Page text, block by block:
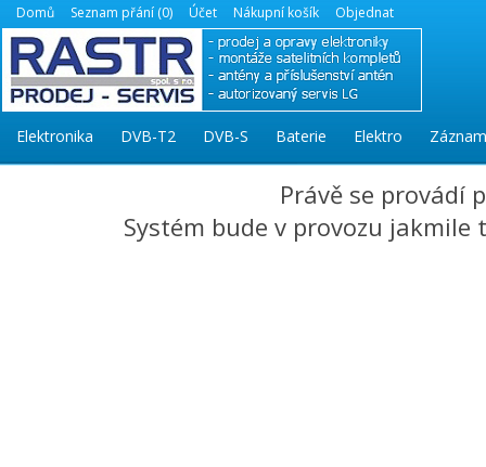
Domů Seznam přání (0) Účet Nákupní košík Objednat
Elektronika DVB-T2 DVB-S Baterie Elektro
Právě se provádí
Systém bude v provozu